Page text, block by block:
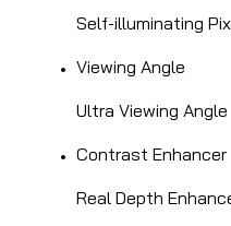
Self-illuminating
Viewing Angle
Ultra Viewing Angle
Contrast Enhancer
Real Depth